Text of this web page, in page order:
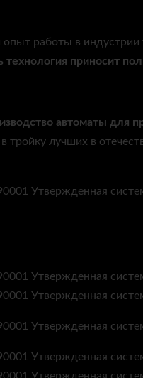
работы в
технология приносит
автоматы для
лучших в